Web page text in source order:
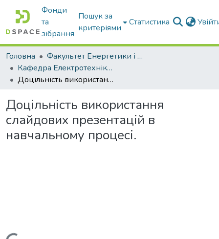
Фонди
та
зібрання
Пошук за
критеріями
Статистика
Головна
Факультет Енергетики і комп'ютерних технологій
Кафедра Електротехніки і електромеханіки ім. проф. В.В. Овчарова
Доцільність використання слайдових презентацій в навчальному процесі.
Доцільність використання
слайдових презентацій в
навчальному процесі.